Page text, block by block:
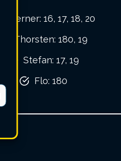
Werner: 16, 17, 18, 20
Thorsten: 180, 19
Stefan: 17, 19
Flo: 180